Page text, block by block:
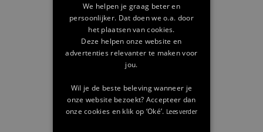
We helpen je graag beter en
persoonlijker. Dat doen we o.a. door
het plaatsen van cookies.
Deze helpen onze website en
advertenties relevanter te maken voor
jou.
Wil je de beste beleving wanneer je
onze website bezoekt? Accepteer dan
onze cookies en klik op ‘Oké’. Lees verder